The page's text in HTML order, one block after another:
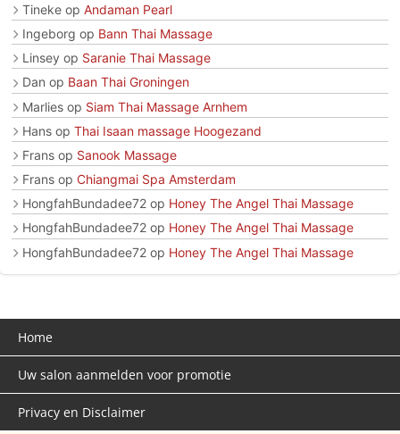
Tineke op Andaman Pearl
Ingeborg op Bann Thai Massage
Linsey op Saranie Thai Massage
Dan op Baan Thai Groningen
Marlies op Siam Thai Massage Arnhem
Hans op Thai Isaan massage Hoogezand
Frans op Sanook Massage
Frans op Chiangmai Spa Amsterdam
HongfahBundadee72 op Honey The Angel Thai Massage
HongfahBundadee72 op Honey The Angel Thai Massage
HongfahBundadee72 op Honey The Angel Thai Massage
Home
Uw salon aanmelden voor promotie
Privacy en Disclaimer